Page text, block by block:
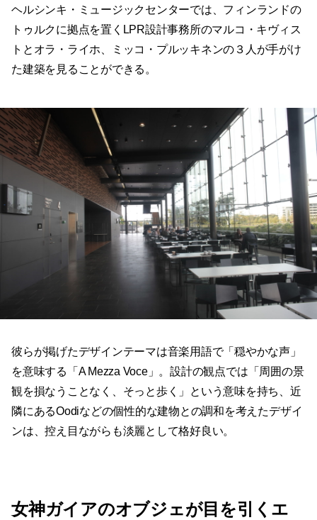
ヘルシンキ・ミュージックセンターでは、フィンランドの
トゥルクに拠点を置くLPR設計事務所のマルコ・キヴィス
トとオラ・ライホ、ミッコ・プルッキネンの３人が手がけ
た建築を見ることができる。
彼らが掲げたデザインテーマは音楽用語で「穏やかな声」
を意味する「A Mezza Voce」。設計の観点では「周囲の景
観を損なうことなく、そっと歩く」という意味を持ち、近
隣にあるOodiなどの個性的な建物との調和を考えたデザイ
ンは、控え目ながらも淡麗として格好良い。
女神ガイアのオブジェが目を引くエ